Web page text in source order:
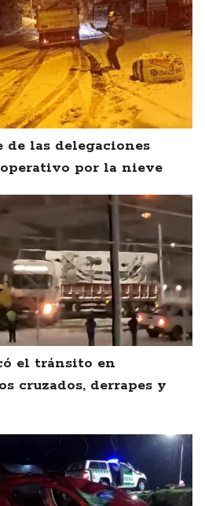
las delegaciones
por la nieve
el tránsito en
cruzados, derrapes y